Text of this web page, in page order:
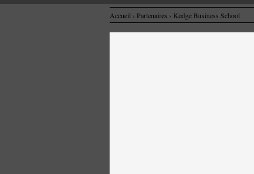
Accueil › Partenaires › Kedge Business School